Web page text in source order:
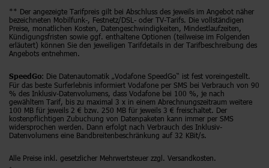
** Der angezeigte Tarifpreis gilt bei Abschluss des jeweils im Angebot näher
bezeichneten Mobilfunk-, Festnetz/DSL- oder TV-Tarifs. Die vollständigen
Preise, monatlichen Kosten, Datengeschwindigkeiten, Mindestlaufzeiten,
Kündigungsfristen sowie ggf. enthaltene Optionen (teilweise im Folgenden
erläutert) können Sie den jeweiligen Tarifdetails in der Tarifbeschreibung des
Angebots entnehmen.
SpeedGo: Die Datenautomatik „Vodafone SpeedGo“ ist fest voreingestellt.
Für das beste Surferlebnis informiert Vodafone per SMS bei Verbrauch von 90
% des Inklusiv-Datenvolumens, dass Vodafone bei 100 %, je nach
gewähltem Tarif, bis zu maximal 3 x in einem Abrechnungszeitraum weitere
100 MB für jeweils 2 € bzw. 250 MB für jeweils 3 € freischaltet. Der
kostenpflichtigen Zubuchung von Datenpaketen kann immer per SMS
widersprochen werden. Dann erfolgt nach Verbrauch des Inklusiv-
Datenvolumens eine Bandbreitenbeschränkung auf 32 KBit/s.
Alle Preise inkl. gesetzlicher Mehrwertsteuer zzgl. Versandkosten.